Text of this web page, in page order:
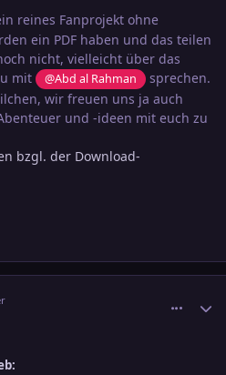
reines Fanprojekt ohne
ein PDF haben und das teilen
nicht, vielleicht über das
mit
@Abd al Rahman
sprechen.
wir freuen uns ja auch
und -ideen mit euch zu
bzgl. der Download-